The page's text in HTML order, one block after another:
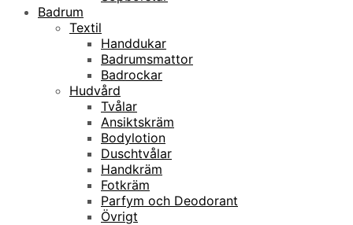
Badrum
Textil
Handdukar
Badrumsmattor
Badrockar
Hudvård
Tvålar
Ansiktskräm
Bodylotion
Duschtvålar
Handkräm
Fotkräm
Parfym och Deodorant
Övrigt